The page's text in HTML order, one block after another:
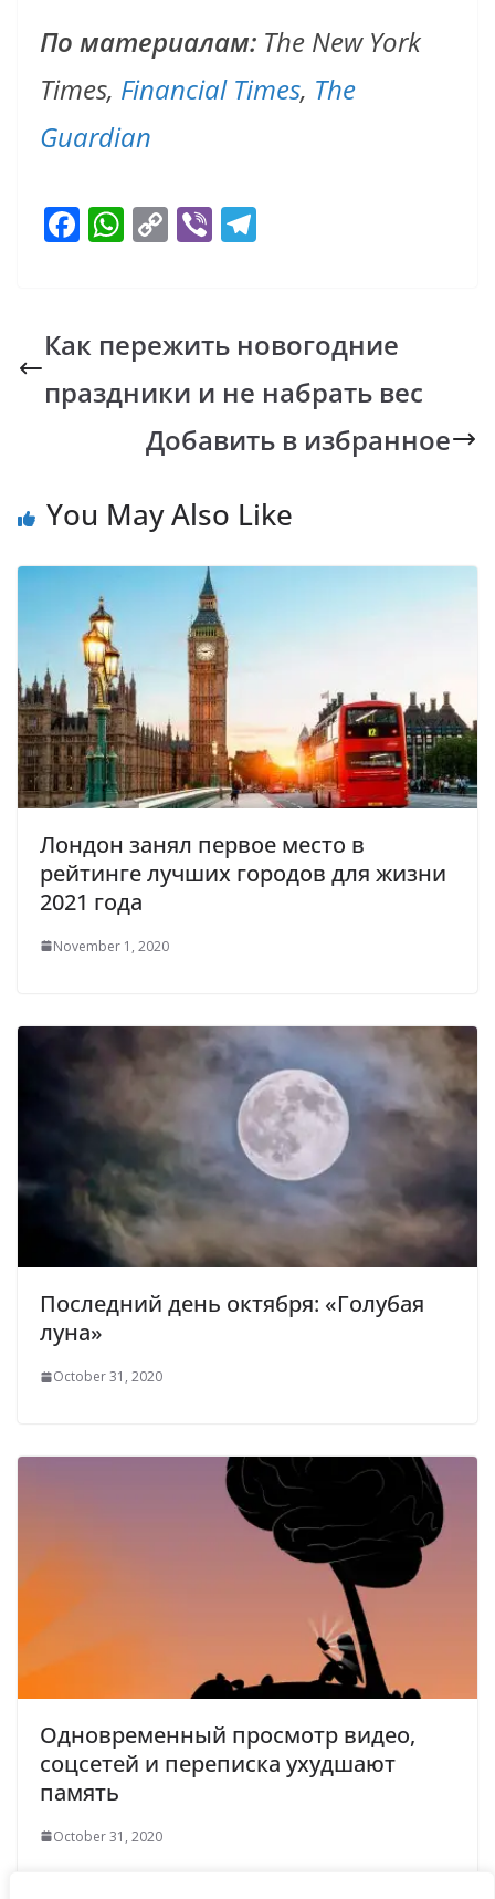
По материалам: The New York
Times, Financial Times, The
Guardian
F
b
o
o
W
s
A
p
C
y
Li
n
k
Vi
gr
a
m
Как пережить новогодние
праздники и не набрать вес
Добавить в избранное
You May Also Like
Лондон занял первое место в
рейтинге лучших городов для жизни
2021 года
November 1, 2020
Последний день октября: «Голубая
луна»
October 31, 2020
Одновременный просмотр видео,
соцсетей и переписка ухудшают
память
October 31, 2020